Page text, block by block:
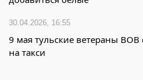
30.04.2026, 16:55
9 мая тульские ветераны ВОВ
на такси